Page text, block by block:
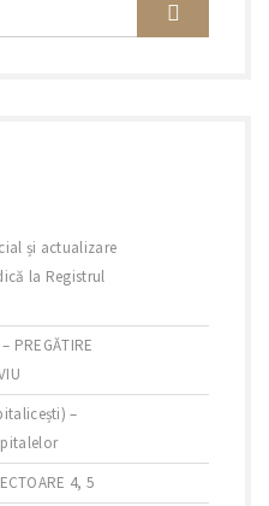
și actualizare
la Registrul
PREGĂTIRE
–
4, 5